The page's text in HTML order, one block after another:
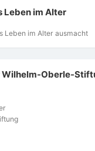
Leben im Alter
Leben im Alter ausmacht
Wilhelm-Oberle-